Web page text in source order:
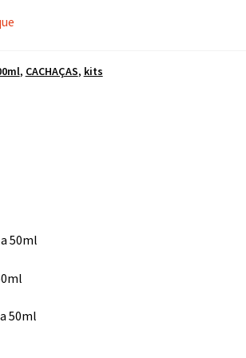
, CACHAÇAS, kits
50ml
50ml